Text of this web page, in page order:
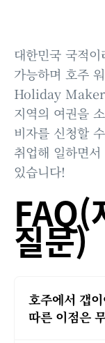
대한민국 국적
가능하며 호주
Holiday
지역의 여권을
비자를 신청할
취업해 일하면
있습니다!
FAQ(
질문)
호주에서 갭
따른 이점은